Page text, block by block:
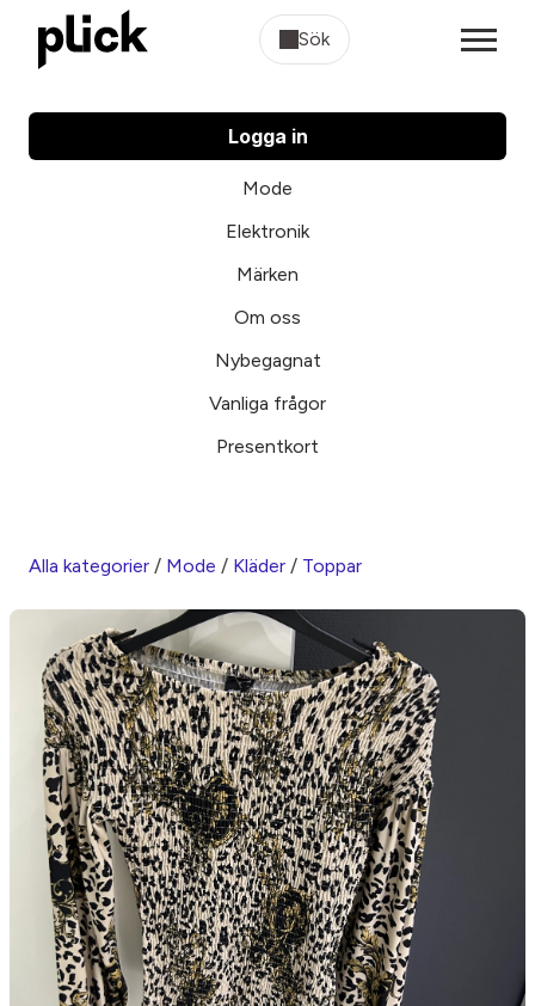
Sök
Logga in
Mode
Elektronik
Märken
Om oss
Nybegagnat
Vanliga frågor
Presentkort
Alla kategorier / Mode / Kläder / Toppar